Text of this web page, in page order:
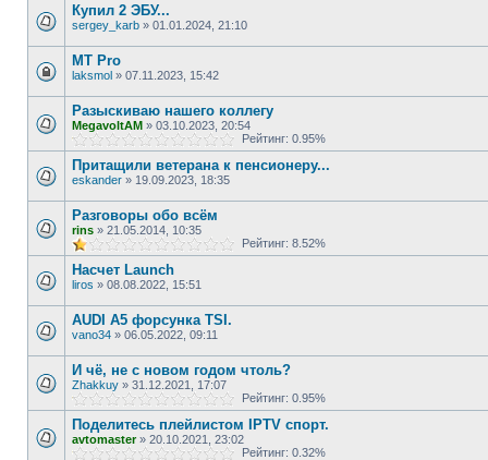
Купил 2 ЭБУ...
sergey_karb » 01.01.2024, 21:10
MT Pro
laksmol » 07.11.2023, 15:42
Разыскиваю нашего коллегу
MegavoltAM » 03.10.2023, 20:54
Рейтинг: 0.95%
Притащили ветерана к пенсионеру...
eskander » 19.09.2023, 18:35
Разговоры обо всём
rins » 21.05.2014, 10:35
Рейтинг: 8.52%
Насчет Launch
liros » 08.08.2022, 15:51
AUDI А5 форсунка TSI.
vano34 » 06.05.2022, 09:11
И чё, не с новом годом чтоль?
Zhakkuy » 31.12.2021, 17:07
Рейтинг: 0.95%
Поделитесь плейлистом IPTV спорт.
avtomaster» 20.10.2021, 23:02
Рейтинг: 0.32%